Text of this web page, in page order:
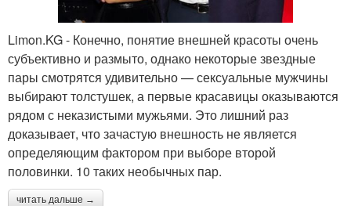
Limon.KG - Конечно, понятие внешней красоты очень
субъективно и размыто, однако некоторые звездные
пары смотрятся удивительно — сексуальные мужчины
выбирают толстушек, а первые красавицы оказываются
рядом с неказистыми мужьями. Это лишний раз
доказывает, что зачастую внешность не является
определяющим фактором при выборе второй
половинки. 10 таких необычных пар.
читать дальше →